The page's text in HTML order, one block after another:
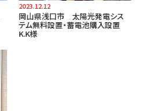
2023.12.12
岡山県浅口市 太陽光発電シス
テム無料設置・蓄電池購入設置
K.K様